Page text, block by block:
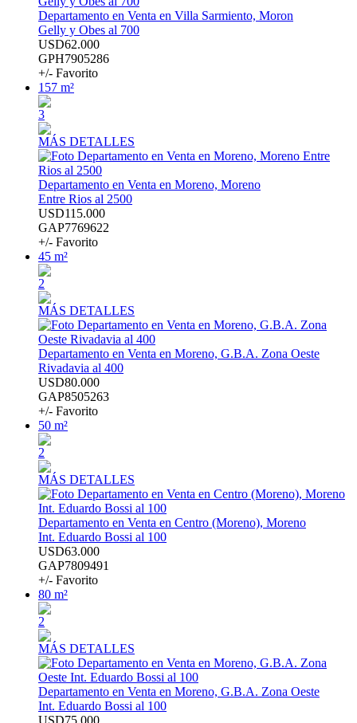
Departamento en Venta en Villa Sarmiento, Moron
Gelly y Obes al 700
USD62.000
GPH7905286
+/- Favorito
157 m²
3
MÁS DETALLES
Departamento en Venta en Moreno, Moreno
Entre Rios al 2500
USD115.000
GAP7769622
+/- Favorito
45 m²
2
MÁS DETALLES
Departamento en Venta en Moreno, G.B.A. Zona Oeste
Rivadavia al 400
USD80.000
GAP8505263
+/- Favorito
50 m²
2
MÁS DETALLES
Departamento en Venta en Centro (Moreno), Moreno
Int. Eduardo Bossi al 100
USD63.000
GAP7809491
+/- Favorito
80 m²
2
MÁS DETALLES
Departamento en Venta en Moreno, G.B.A. Zona Oeste
Int. Eduardo Bossi al 100